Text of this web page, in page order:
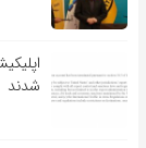
شدند